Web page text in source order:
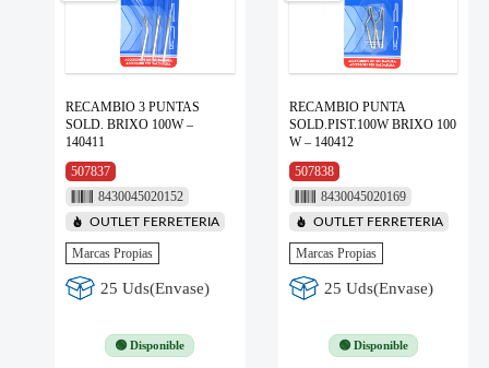
RECAMBIO 3 PUNTAS
SOLD. BRIXO 100W –
140411
507837
8430045020152
OUTLET FERRETERIA
Marcas Propias
25 Uds(Envase)
🟢 Disponible
RECAMBIO PUNTA
SOLD.PIST.100W BRIXO 100
W – 140412
507838
8430045020169
OUTLET FERRETERIA
Marcas Propias
25 Uds(Envase)
🟢 Disponible